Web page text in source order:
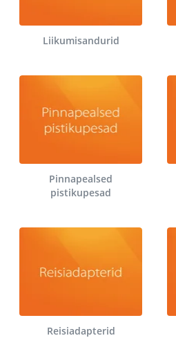
Liikumisandurid
Pinnapealsed
pistikupesad
Reisiadapterid